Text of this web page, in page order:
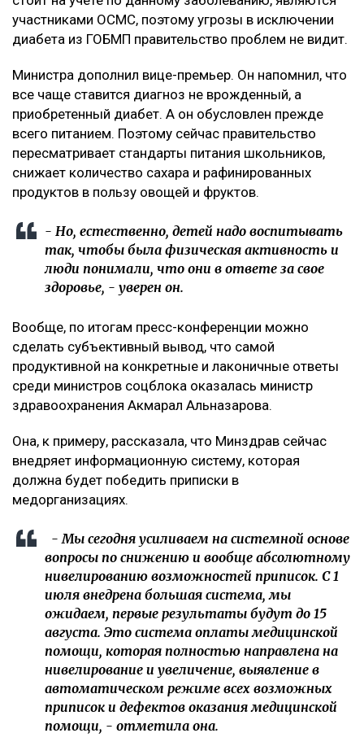
участниками ОСМС, поэтому угрозы в исключении
диабета из ГОБМП правительство проблем не видит.
Министра дополнил вице-премьер. Он напомнил, что
все чаще ставится диагноз не врожденный, а
приобретенный диабет. А он обусловлен прежде
всего питанием. Поэтому сейчас правительство
пересматривает стандарты питания школьников,
снижает количество сахара и рафинированных
продуктов в пользу овощей и фруктов.
- Но, естественно, детей надо воспитывать
так, чтобы была физическая активность и
люди понимали, что они в ответе за свое
здоровье, - уверен он.
Вообще, по итогам пресс-конференции можно
сделать субъективный вывод, что самой
продуктивной на конкретные и лаконичные ответы
среди министров соцблока оказалась министр
здравоохранения Акмарал Альназарова.
Она, к примеру, рассказала, что Минздрав сейчас
внедряет информационную систему, которая
должна будет победить приписки в
медорганизациях.
- Мы сегодня усиливаем на системной основе
вопросы по снижению и вообще абсолютному
нивелированию возможностей приписок. С 1
июля внедрена большая система, мы
ожидаем, первые результаты будут до 15
августа. Это система оплаты медицинской
помощи, которая полностью направлена на
нивелирование и увеличение, выявление в
автоматическом режиме всех возможных
приписок и дефектов оказания медицинской
помощи, - отметила она.